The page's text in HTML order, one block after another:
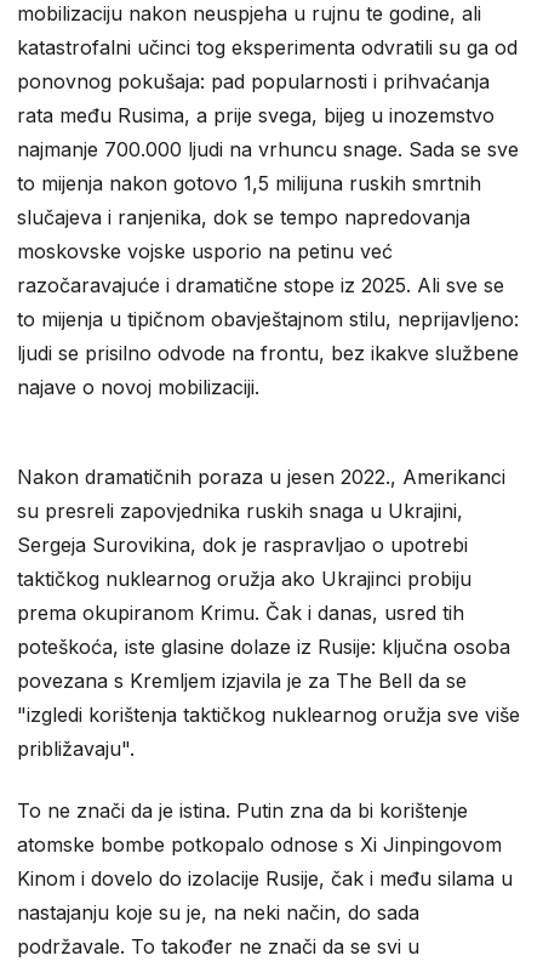
mobilizaciju nakon neuspjeha u rujnu te godine, ali
katastrofalni učinci tog eksperimenta odvratili su ga od
ponovnog pokušaja: pad popularnosti i prihvaćanja
rata među Rusima, a prije svega, bijeg u inozemstvo
najmanje 700.000 ljudi na vrhuncu snage. Sada se sve
to mijenja nakon gotovo 1,5 milijuna ruskih smrtnih
slučajeva i ranjenika, dok se tempo napredovanja
moskovske vojske usporio na petinu već
razočaravajuće i dramatične stope iz 2025. Ali sve se
to mijenja u tipičnom obavještajnom stilu, neprijavljeno:
ljudi se prisilno odvode na frontu, bez ikakve službene
najave o novoj mobilizaciji.
Nakon dramatičnih poraza u jesen 2022., Amerikanci
su presreli zapovjednika ruskih snaga u Ukrajini,
Sergeja Surovikina, dok je raspravljao o upotrebi
taktičkog nuklearnog oružja ako Ukrajinci probiju
prema okupiranom Krimu. Čak i danas, usred tih
poteškoća, iste glasine dolaze iz Rusije: ključna osoba
povezana s Kremljem izjavila je za The Bell da se
"izgledi korištenja taktičkog nuklearnog oružja sve više
približavaju".
To ne znači da je istina. Putin zna da bi korištenje
atomske bombe potkopalo odnose s Xi Jinpingovom
Kinom i dovelo do izolacije Rusije, čak i među silama u
nastajanju koje su je, na neki način, do sada
podržavale. To također ne znači da se svi u